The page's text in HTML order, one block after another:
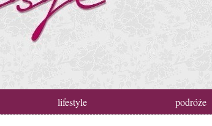
lifestyle podróże